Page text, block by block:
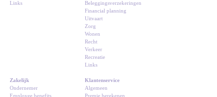
Links
Beleggingsverzekeringen
Financial planning
Uitvaart
Zorg
Wonen
Recht
Verkeer
Recreatie
Links
Zakelijk
Ondernemer
Employee benefits
Klantenservice
Algemeen
Premie berekenen